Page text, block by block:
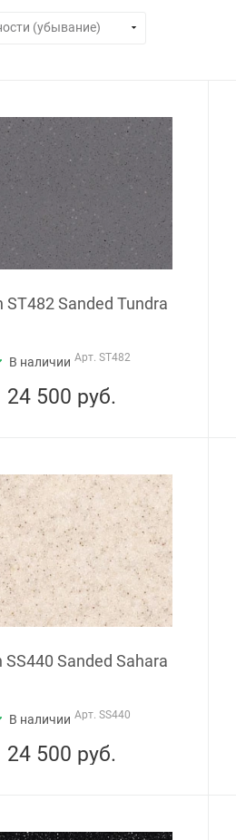
ST482 Sanded Tundra
В наличии Арт.ST482
24 500 руб.
SS440 Sanded Sahara
В наличии Арт.SS440
24 500 руб.